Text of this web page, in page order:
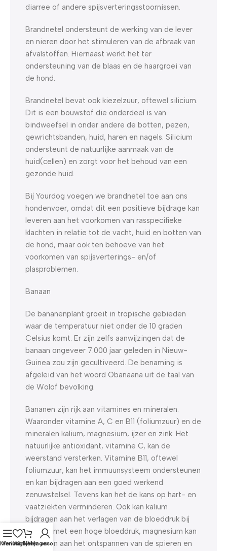
diarree of andere spijsverteringsstoornissen.
Brandnetel ondersteunt de werking van de lever
en nieren door het stimuleren van de afbraak van
afvalstoffen. Hiernaast werkt het ter
ondersteuning van de blaas en de haargroei van
de hond.
Brandnetel bevat ook kiezelzuur, oftewel silicium.
Dit is een bouwstof die onderdeel is van
bindweefsel in onder andere de botten, pezen,
gewrichtsbanden, huid, haren en nagels. Silicium
ondersteunt de natuurlijke aanmaak van de
huid(cellen) en zorgt voor het behoud van een
gezonde huid.
Bij Yourdog voegen we brandnetel toe aan ons
hondenvoer, omdat dit een positieve bijdrage kan
leveren aan het voorkomen van rasspecifieke
klachten in relatie tot de vacht, huid en botten van
de hond, maar ook ten behoeve van het
voorkomen van spijsverterings- en/of
plasproblemen.
Banaan
De bananenplant groeit in tropische gebieden
waar de temperatuur niet onder de 10 graden
Celsius komt. Er zijn zelfs aanwijzingen dat de
banaan ongeveer 7.000 jaar geleden in Nieuw-
Guinea zou zijn gecultiveerd. De benaming is
afgeleid van het woord Obanaana uit de taal van
de Wolof bevolking.
Bananen zijn rijk aan vitamines en mineralen.
Waaronder vitamine A, C en B11 (foliumzuur) en de
mineralen kalium, magnesium, ijzer en zink. Het
natuurlijke antioxidant, vitamine C, kan de
weerstand versterken. Vitamine B11, oftewel
foliumzuur, kan het immuunsysteem ondersteunen
en kan bijdragen aan een goed werkend
zenuwstelsel. Tevens kan het de kans op hart- en
vaatziekten verminderen. Ook kan kalium
bijdragen aan het verlagen van de bloeddruk bij
honden met een hoge bloeddruk, magnesium kan
bijdragen aan het ontspannen van de spieren en
Menu
Verlanglijst
Winkelwagen
Mijn account